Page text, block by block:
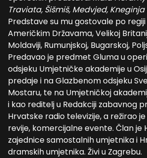
Traviata, Šišmiš, Medvjed,
Predstave su mu gostovale po
Američkim Državama, Velikoj
Moldaviji, Rumunjskoj, Bugarskoj,
Predavao je predmet Gluma u
odsjeku Umjetničke akademije u
predaje i na Glazbenom odsjeku
Mostaru, te na Umjetničkoj
i kao reditelj u Redakciji zabavnog
Hrvatske radio televizije, a režirao
revije, komercijalne evente. Član je
zajednice samostalnih umjetnika i
dramskih umjetnika. Živi u Zagrebu.